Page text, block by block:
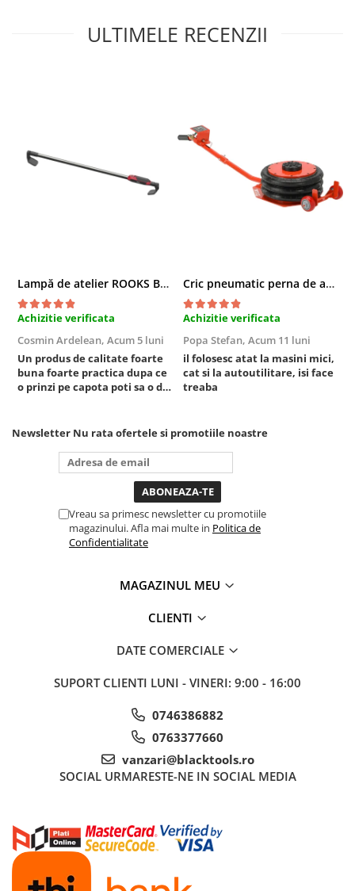
Accesorii Pneumatice
Alte scule pneumatice
Masini de gaurit si taiat
Pistoale de vopsit
Pistoale Pneumatice
Polizoare biax
Scule pentru nituit si capsat
Slefuitoare Pneumatice
Diagnoza si masurari
Injectoare
Rulmenti,Bucsi si Extractoare
Sistem directie
Sistem franare
Sisteme de ridicare si sustinere
Truse de surubelnite
Masini de dejantat roti
Masini de echilibrat roti
Piese de schimb
Truse de scule
Truse si accesorii 1/2
ULTIMELE RECENZII
Lampă de atelier ROOKS B2 HYBRID pentru capotă, 2000 lumeni, 5000 mAh
Achizitie verificata
Cosmin Ardelean, Acum 5 luni
Un produs de calitate foarte
buna foarte practica dupa ce
o prinzi pe capota poti sa o dai
puternica si de la baterie care
tine destul de mult dar daca o
bagi la priza nu mai ai treaba
toata ziua ,ce...
Cric pneumatic perna de aer cu inaltator 6T
Achizitie verificata
Popa Stefan, Acum 11 luni
il folosesc atat la masini mici,
cat si la autoutilitare, isi face
treaba
Newsletter Nu rata ofertele si promotiile noastre
Vreau sa primesc newsletter cu promotiile
magazinului. Afla mai multe in Politica de
Confidentialitate
MAGAZINUL MEU
CLIENTI
DATE COMERCIALE
SUPORT CLIENTI LUNI - VINERI: 9:00 - 16:00
0746386882
0763377660
vanzari@blacktools.ro
SOCIAL URMARESTE-NE IN SOCIAL MEDIA